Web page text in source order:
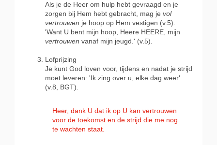
Als je de Heer om hulp hebt gevraagd en je
zorgen bij Hem hebt gebracht, mag je vol
vertrouwen je hoop op Hem vestigen (v.5):
'Want U bent mijn hoop, Heere HEERE, mijn
vertrouwen vanaf mijn jeugd.' (v.5).
Lofprijzing
Je kunt God loven voor, tijdens en nadat je strijd
moet leveren: 'Ik zing over u, elke dag weer'
(v.8, BGT).
Heer, dank U dat ik op U kan vertrouwen
voor de toekomst en de strijd die me nog
te wachten staat.